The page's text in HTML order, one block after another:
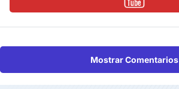
Mostrar Comentarios